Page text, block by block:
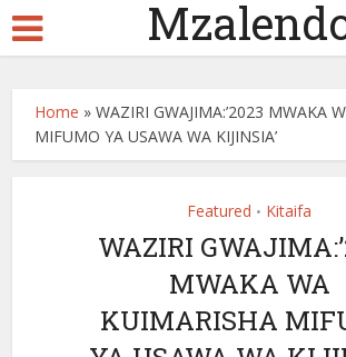
Home »WAZIRI GWAJIMA:’2023 MWAKA
MIFUMO YA USAWA WA KIJINSIA’
Featured • Kitaifa
WAZIRI
MWAKA WA
KUIMARISHA